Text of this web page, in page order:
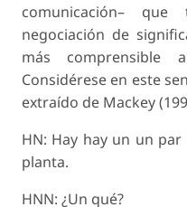
comunicación–
negociación de
más comprensible
Considérese en este
extraído de Mackey
HN: Hay hay un un
planta.
HNN: ¿Un qué?